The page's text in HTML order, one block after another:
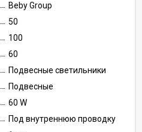
Beby Group
50
100
60
Подвесные светильники
Подвесные
60 W
Под внутреннюю проводку